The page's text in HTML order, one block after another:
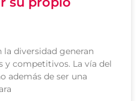
la diversidad generan
competitivos. La vía del
además de ser una